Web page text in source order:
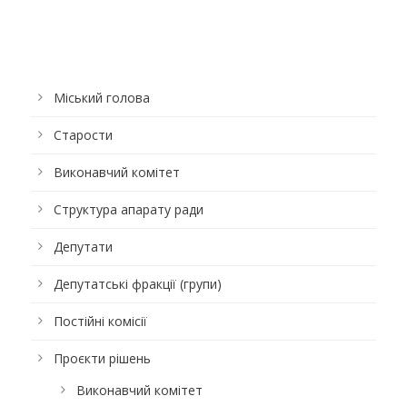
Міський голова
Старости
Виконавчий комітет
Структура апарату ради
Депутати
Депутатські фракції (групи)
Постійні комісії
Проєкти рішень
Виконавчий комітет